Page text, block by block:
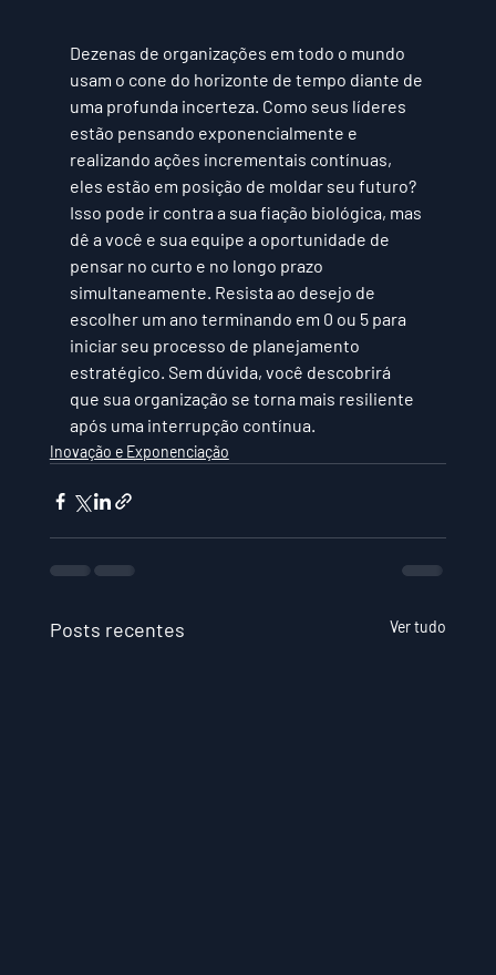
Dezenas de organizações em todo o mundo
usam o cone do horizonte de tempo diante de
uma profunda incerteza. Como seus líderes
estão pensando exponencialmente e
realizando ações incrementais contínuas,
eles estão em posição de moldar seu futuro?
Isso pode ir contra a sua fiação biológica, mas
dê a você e sua equipe a oportunidade de
pensar no curto e no longo prazo
simultaneamente. Resista ao desejo de
escolher um ano terminando em 0 ou 5 para
iniciar seu processo de planejamento
estratégico. Sem dúvida, você descobrirá
que sua organização se torna mais resiliente
após uma interrupção contínua.
Inovação e Exponenciação
Posts recentes Ver tudo